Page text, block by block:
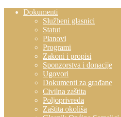
Dokumenti
Službeni glasnici
Statut
Planovi
Programi
Zakoni i propisi
Sponzorstva i donacije
Ugovori
Dokumenti za građane
Civilna zaštita
Poljoprivreda
Zaštita okoliša